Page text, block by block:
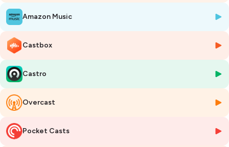
Les idées reçues sur la performance des applications
coupables prédéfinis et les vrais coupables
- Comment trouver les sources des problèmes de performance ?
- Les logiciels d'analyse de performances, on en pense quoi ?
L'optimisation des performances commence par un bon audit !
- Quel est le but d’un audit de performance ? Qu’est-ce qu’on va
tester ? Combien de temps ça dure ?
- Les principales étapes de l’audit d’analyse de performance
- Les outils utilisés pour les tests de performance (Jmeter, Wireshark ,
Amazon Music
Castbox
Castro
Overcast
Pocket Casts